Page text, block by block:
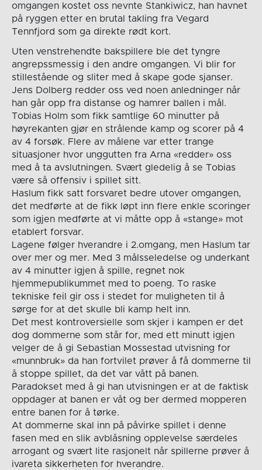
omgangen kostet oss nevnte Stankiwicz, han havnet
på ryggen etter en brutal takling fra Vegard
Tennfjord som ga direkte rødt kort.
Uten venstrehendte bakspillere ble det tyngre
angrepssmessig i den andre omgangen. Vi blir for
stillestående og sliter med å skape gode sjanser.
Jens Dolberg redder oss ved noen anledninger når
han går opp fra distanse og hamrer ballen i mål.
Tobias Holm som fikk samtlige 60 minutter på
høyrekanten gjør en strålende kamp og scorer på 4
av 4 forsøk. Flere av målene var etter trange
situasjoner hvor unggutten fra Arna «redder» oss
med å ta avslutningen. Svært gledelig å se Tobias
være så offensiv i spillet sitt.
Haslum fikk satt forsvaret bedre utover omgangen,
det medførte at de fikk løpt inn flere enkle scoringer
som igjen medførte at vi måtte opp å «stange» mot
etablert forsvar.
Lagene følger hverandre i 2.omgang, men Haslum tar
over mer og mer. Med 3 målsseledelse og underkant
av 4 minutter igjen å spille, regnet nok
hjemmepublikummet med to poeng. To raske
tekniske feil gir oss i stedet for muligheten til å
sørge for at det skulle bli kamp helt inn.
Det mest kontroversielle som skjer i kampen er det
dog dommerne som står for, med ett minutt igjen
velger de å gi Sebastian Mossestad utvisning for
«munnbruk» da han fortvilet prøver å få dommerne til
å stoppe spillet, da det var vått på banen.
Paradokset med å gi han utvisningen er at de faktisk
oppdager at banen er våt og ber dermed mopperen
entre banen for å tørke.
At dommerne skal inn på påvirke spillet i denne
fasen med en slik avblåsning opplevelse særdeles
arrogant og svært lite rasjonelt når spillerne prøver å
ivareta sikkerheten for hverandre.